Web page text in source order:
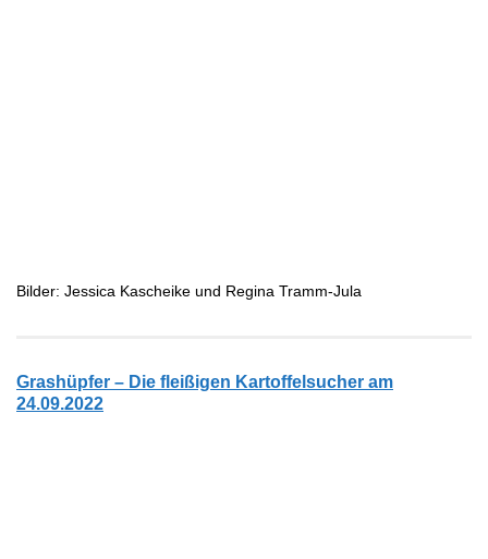
Bilder: Jessica Kascheike und Regina Tramm-Jula
Grashüpfer – Die fleißigen Kartoffelsucher am
24.09.2022